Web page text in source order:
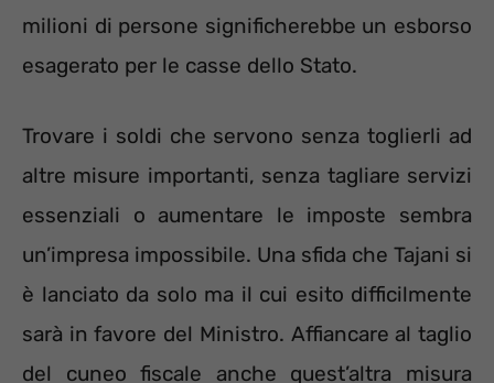
milioni di persone significherebbe un esborso
esagerato per le casse dello Stato.
Trovare i soldi che servono senza toglierli ad
altre misure importanti, senza tagliare servizi
essenziali o aumentare le imposte sembra
un’impresa impossibile. Una sfida che Tajani si
è lanciato da solo ma il cui esito difficilmente
sarà in favore del Ministro. Affiancare al taglio
del cuneo fiscale anche quest’altra misura